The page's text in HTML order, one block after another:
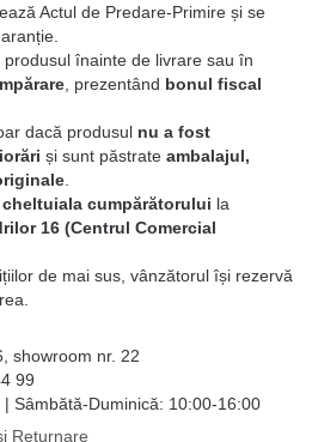
Actul de Predare-Primire și se
înainte de livrare sau în
, prezentând bonul fiscal
dacă produsul nu a fost
și sunt păstrate ambalajul,
cheltuiala cumpărătorului la
16 (Centrul Comercial
de mai sus, vânzătorul își rezervă
showroom nr. 22
99
Sâmbătă-Duminică: 10:00-16:00
Returnare